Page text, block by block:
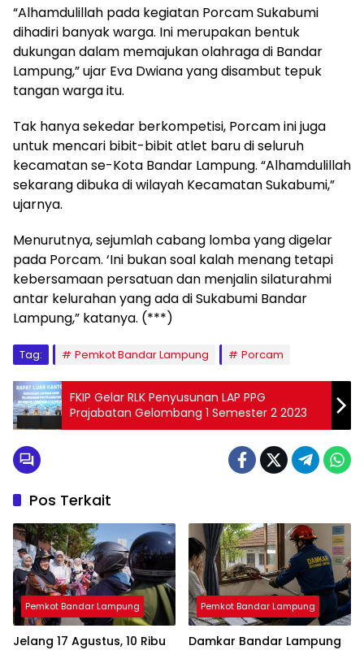
“Alhamdulillah pada kegiatan Porcam Sukabumi
dihadiri banyak warga. Ini merupakan bentuk
dukungan dalam memajukan olahraga di Bandar
Lampung,” ujar Eva Dwiana yang disambut tepuk
tangan warga itu.
Tak hanya sekedar berkompetisi, Porcam ini juga
untuk mencari bibit-bibit atlet baru di seluruh
kecamatan se-Kota Bandar Lampung. “Alhamdulillah
sekarang dibuka di wilayah Kecamatan Sukabumi,”
ujarnya.
Menurutnya, sejumlah cabang lomba yang digelar
pada Porcam. ‘Ini bukan soal kalah menang tetapi
kebersamaan persatuan dan menjalin silaturahmi
antar kelurahan yang ada di Sukabumi Bandar
Lampung,” katanya. (***)
Tag: Pemkot Bandar Lampung Porcam
FKIP Gelar RLK Penyusunan LAP PPG
Prajabatan Gelombang 1 Semester 2 2023
Pos Terkait
Pemkot Bandar Lampung
Jelang 17 Agustus, 10 Ribu
Pemkot Bandar Lampung
Damkar Bandar Lampung